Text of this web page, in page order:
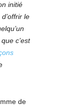
initié
le
c’est
de